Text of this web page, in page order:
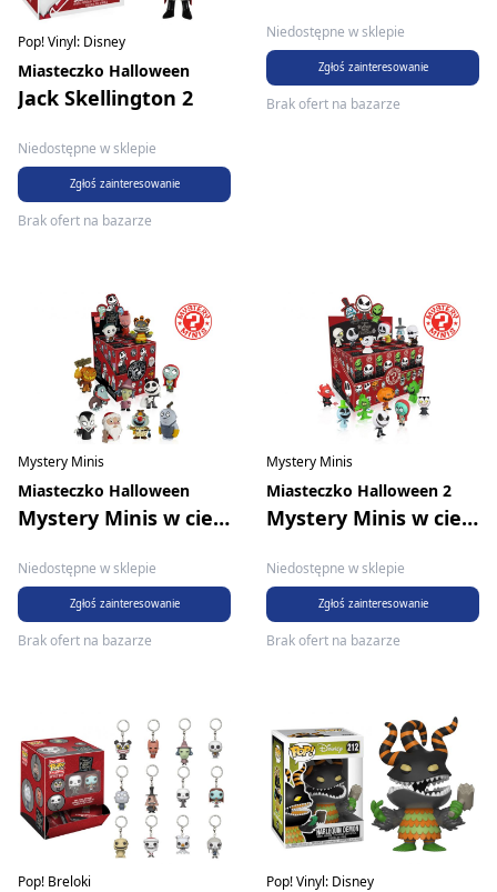
Pop! Vinyl: Disney
Miasteczko Halloween
Jack Skellington 2
Niedostępne w sklepie
Zgłoś zainteresowanie
Brak ofert na bazarze
Niedostępne w sklepie
Zgłoś zainteresowanie
Brak ofert na bazarze
Mystery Minis
Miasteczko Halloween
Mystery Minis w ciemno
Niedostępne w sklepie
Zgłoś zainteresowanie
Brak ofert na bazarze
Mystery Minis
Miasteczko Halloween 2
Mystery Minis w ciemno
Niedostępne w sklepie
Zgłoś zainteresowanie
Brak ofert na bazarze
Pop! Breloki Pop! Vinyl: Disney